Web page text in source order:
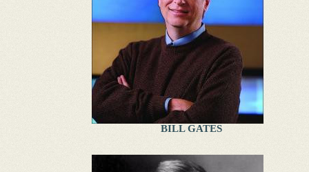
BILL GATES